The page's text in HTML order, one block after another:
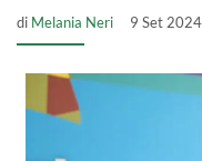
di Melania Neri 9 Set